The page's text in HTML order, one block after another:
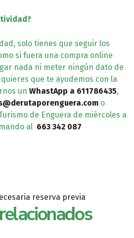
solo tienes que seguir los
si fuera una compra online
nada ni meter ningún dato de
que te ayudemos con la
un WhastApp a 611786435,
o
de Enguera de miércoles a
al 663 342 087
reserva previa